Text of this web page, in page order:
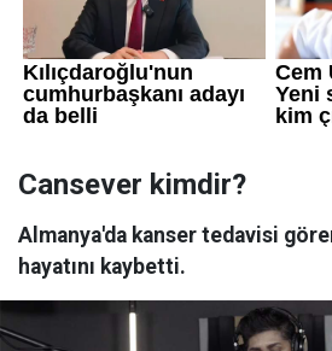
Cansever kimdir?
Almanya'da kanser tedavisi
hayatını kaybetti.